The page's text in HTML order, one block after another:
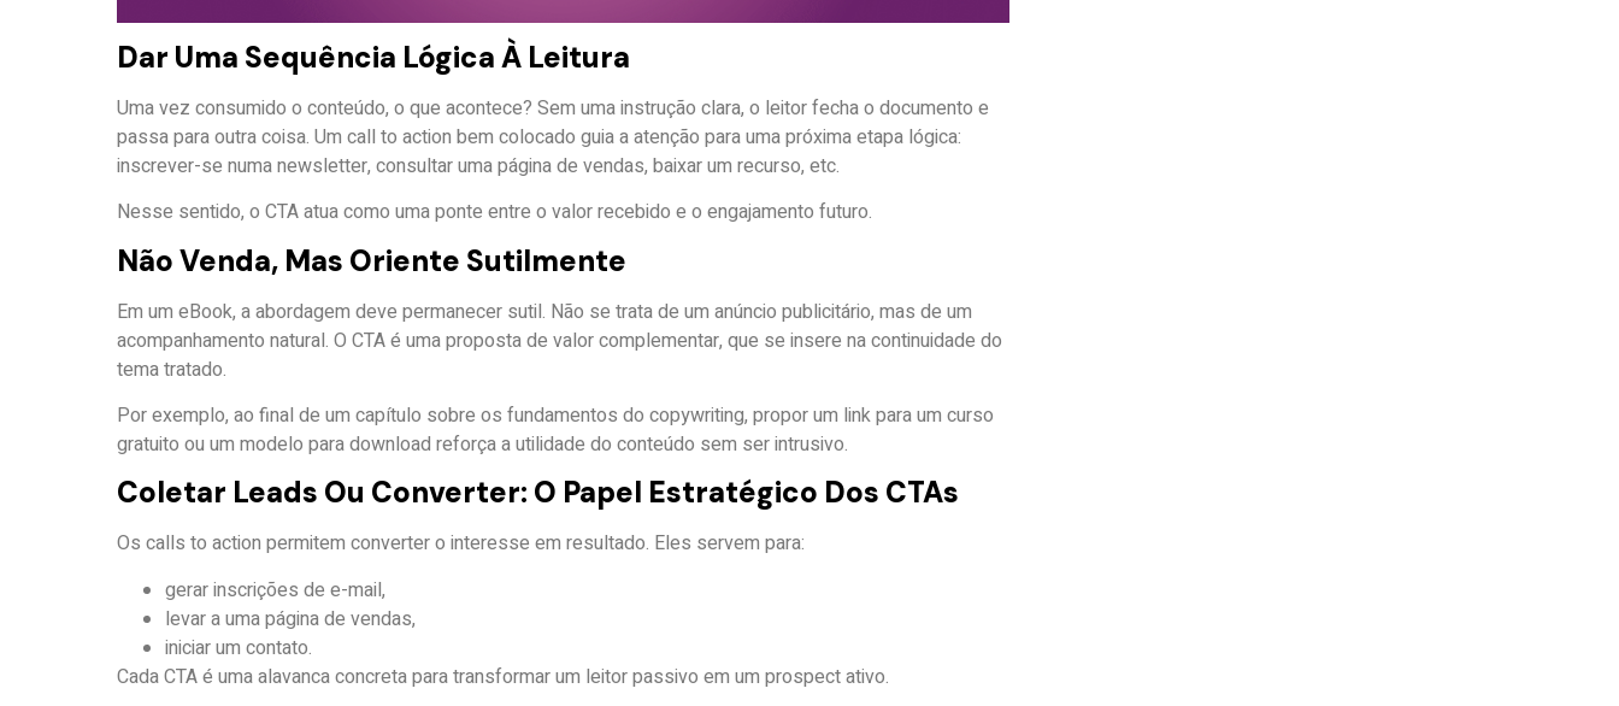
Dar Uma Sequência Lógica À Leitura
Uma vez consumido o conteúdo, o que acontece? Sem uma instrução clara, o leitor fecha o documento e
passa para outra coisa. Um call to action bem colocado guia a atenção para uma próxima etapa lógica:
inscrever-se numa newsletter, consultar uma página de vendas, baixar um recurso, etc.
Nesse sentido, o CTA atua como uma ponte entre o valor recebido e o engajamento futuro.
Não Venda, Mas Oriente Sutilmente
Em um eBook, a abordagem deve permanecer sutil. Não se trata de um anúncio publicitário, mas de um
acompanhamento natural. O CTA é uma proposta de valor complementar, que se insere na continuidade do
tema tratado.
Por exemplo, ao final de um capítulo sobre os fundamentos do copywriting, propor um link para um curso
gratuito ou um modelo para download reforça a utilidade do conteúdo sem ser intrusivo.
Coletar Leads Ou Converter: O Papel Estratégico Dos CTAs
Os calls to action permitem converter o interesse em resultado. Eles servem para:
gerar inscrições de e-mail,
levar a uma página de vendas,
iniciar um contato.
Cada CTA é uma alavanca concreta para transformar um leitor passivo em um prospect ativo.